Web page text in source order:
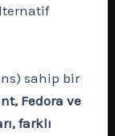
sahip bir
Fedora ve
farklı